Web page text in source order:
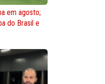
em agosto;
do Brasil e